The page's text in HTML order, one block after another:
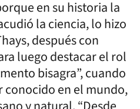
en su historia la
la ciencia, lo hizo
después con
luego destacar el rol
bisagra”, cuando
conocido en el mundo,